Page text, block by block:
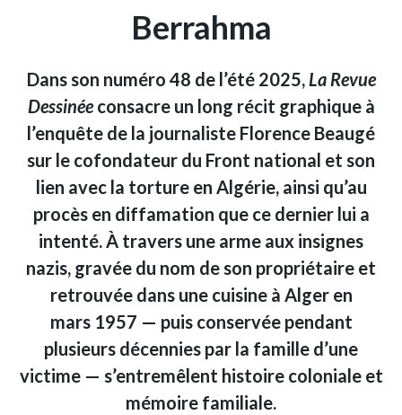
Berrahma
Dans son numéro 48 de l’été 2025,La Revue
Dessinéeconsacre un long récit graphique à
l’enquête de la journaliste Florence Beaugé
sur le cofondateur du Front national et son
lien avec la torture en Algérie, ainsi qu’au
procès en diffamation que ce dernier lui a
intenté. À travers une arme aux insignes
nazis, gravée du nom de son propriétaire et
retrouvée dans une cuisine à Alger en
mars 1957 — puis conservée pendant
plusieurs décennies par la famille d’une
victime — s’entremêlent histoire coloniale et
mémoire familiale.